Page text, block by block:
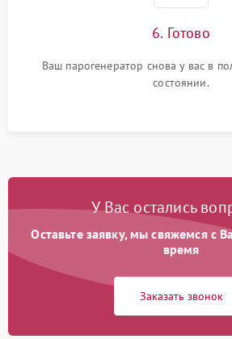
6. Готово
Ваш парогенератор снова у вас в
состоянии.
У Вас остались
Оставьте заявку, мы свяжемся с
время
Заказать звонок